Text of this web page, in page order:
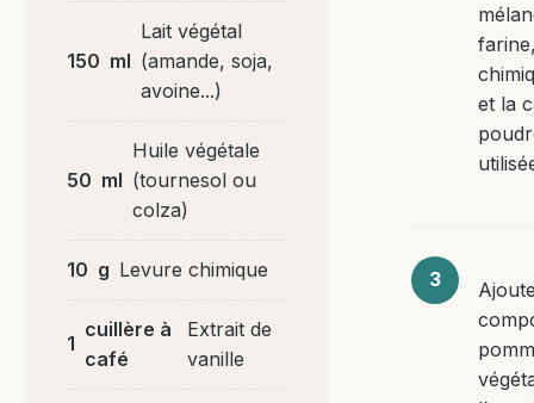
150 ml
Lait végétal
(amande, soja,
avoine...)
50 ml
Huile végétale
(tournesol ou
colza)
10 g Levure chimique
1
cuillère à
café
Extrait de
vanille
et la